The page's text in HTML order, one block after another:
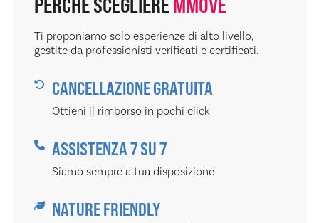
PERCHÈ SCEGLIEREMMOVE
Ti proponiamo solo esperienze di alto livello,
gestite da professionisti verificati e certificati.
CANCELLAZIONE GRATUITA
Ottieni il rimborso in pochi click
ASSISTENZA 7 SU 7
Siamo sempre a tua disposizione
NATURE FRIENDLY